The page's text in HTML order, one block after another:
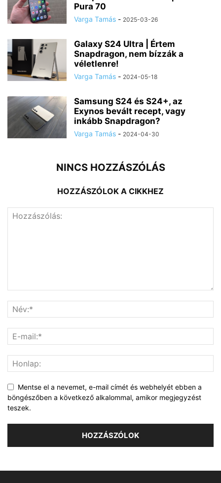
Pura 70
Varga Tamás - 2025-03-26
Galaxy S24 Ultra | Értem
Snapdragon, nem bízzák a
véletlenre!
Varga Tamás - 2024-05-18
Samsung S24 és S24+, az
Exynos bevált recept, vagy
inkább Snapdragon?
Varga Tamás - 2024-04-30
NINCS HOZZÁSZÓLÁS
HOZZÁSZÓLOK A CIKKHEZ
Mentse el a nevemet, e-mail címét és webhelyét ebben a
böngészőben a következő alkalommal, amikor megjegyzést
teszek.